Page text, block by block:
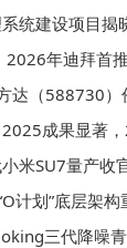
晓：科大讯飞成功中标 展
全无人驾驶服务 全球布
份额微降规模增，重仓股持
，2026年剑指Non-GAAP
产收官，近37万辆交付
构重组，AI化升级引领
降噪青春款睡眠耳机